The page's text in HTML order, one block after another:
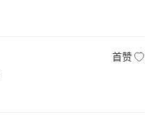
首赞